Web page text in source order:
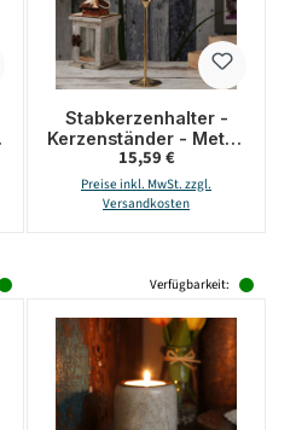
Stabkerzenhalter -
Kerzenständer - Metall
- H: 20,5cm - D: 7cm -
gold
Regulärer Preis:
15,59 €
Preise inkl. MwSt. zzgl.
Versandkosten
Verfügbarkeit: